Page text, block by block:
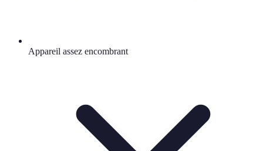
Appareil assez encombrant